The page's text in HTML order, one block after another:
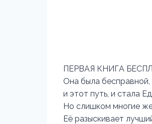
ПЕРВАЯ КНИГА
Она была
и этот путь, и стала
Но слишком многие
Её разыскивает